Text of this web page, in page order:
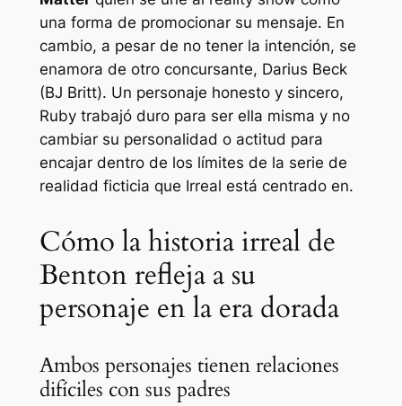
una forma de promocionar su mensaje. En
cambio, a pesar de no tener la intención, se
enamora de otro concursante, Darius Beck
(BJ Britt). Un personaje honesto y sincero,
Ruby trabajó duro para ser ella misma y no
cambiar su personalidad o actitud para
encajar dentro de los límites de la serie de
realidad ficticia que Irreal está centrado en.
Cómo la historia irreal de
Benton refleja a su
personaje en la era dorada
Ambos personajes tienen relaciones
difíciles con sus padres